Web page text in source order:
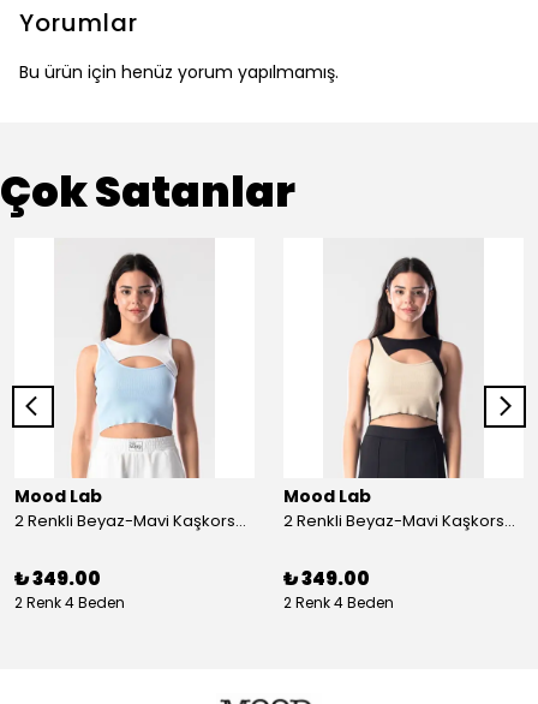
Yorumlar
Bu ürün için henüz yorum yapılmamış.
Çok Satanlar
Mood Lab
2 Renkli Beyaz-Mavi Kaşkorse Asimetrik Crop Atlet Bluz Top - beyaz-mavi
₺ 349.00
2 Renk 4 Beden
Mood Lab
2 Renkli Beyaz-Mavi Kaşkorse Asimetrik Crop Atlet Bluz Top - siyah-bej
₺ 349.00
2 Renk 4 Beden